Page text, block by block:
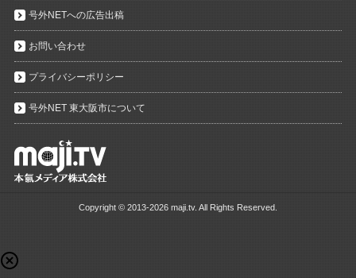
号外NETへの広告出稿
お問い合わせ
プライバシーポリシー
号外NET 東大阪市について
Copyright © 2013-2026 maji.tv. All Rights Reserved.